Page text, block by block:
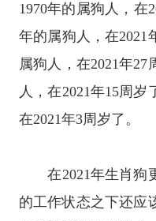
1970年的属狗人，在
年的属狗人，在2021
属狗人，在2021年27
人，在2021年15周岁
在2021年3周岁了。
在2021年生肖狗
的工作状态之下还应